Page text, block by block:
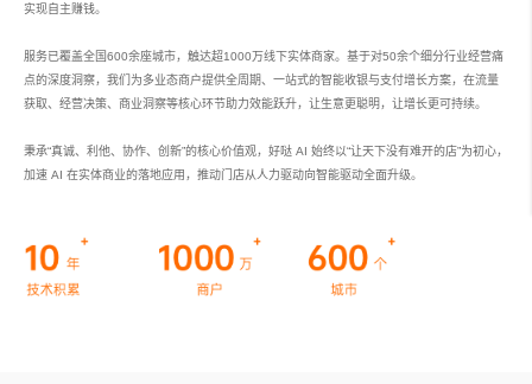
实现自主赚钱。
服务已覆盖全国600余座城市，触达超1000万线下实体商家。基于对50余个细分行业经营痛
点的深度洞察，我们为多业态商户提供全周期、一站式的智能收银与支付增长方案，在流量
获取、经营决策、商业洞察等核心环节助力效能跃升，让生意更聪明，让增长更可持续。
秉承“真诚、利他、协作、创新”的核心价值观，好哒 AI 始终以“让天下没有难开的店”为初心，
加速 AI 在实体商业的落地应用，推动门店从人力驱动向智能驱动全面升级。